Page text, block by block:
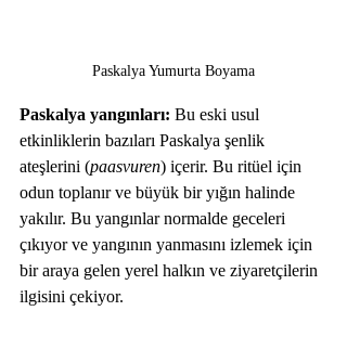
Paskalya Yumurta Boyama
Paskalya yangınları: Bu eski usul
etkinliklerin bazıları Paskalya şenlik
ateşlerini (paasvuren) içerir. Bu ritüel için
odun toplanır ve büyük bir yığın halinde
yakılır. Bu yangınlar normalde geceleri
çıkıyor ve yangının yanmasını izlemek için
bir araya gelen yerel halkın ve ziyaretçilerin
ilgisini çekiyor.